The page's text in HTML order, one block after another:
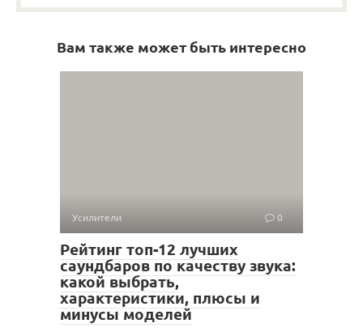
Вам также может быть интересно
Усилители 0
Рейтинг топ-12 лучших
саундбаров по качеству звука:
какой выбрать,
характеристики, плюсы и
минусы моделей